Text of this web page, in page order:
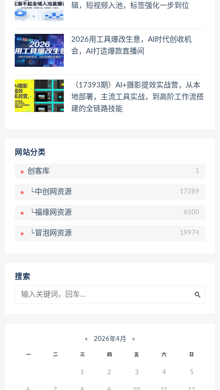
辑，短视频入池，标签强化一步到位
2026用工具爆改生意，AI时代创收机
会，AI打造爆款直播间
（17393期）AI+摄影提效实战营，从本
地部署，主流工具实战，到高阶工作流搭
建的全链路技能
网站分类
创客库 1
└中创网资源 17289
└福缘网资源 6500
└冒泡网资源 19974
搜索
« 2026年4月 »
一 二 三 四 五 六 日
1 2 3 4 5